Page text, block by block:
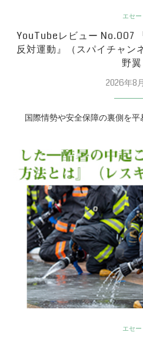
エセー
YouTubeレビュー No.007
反対運動』（スパイチャン
野翼
2026年8
国際情勢や安全保障の裏側を平
エセー